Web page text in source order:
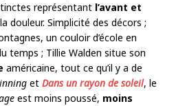
représentant l’avant et
douleur. Simplicité des décors ;
un couloir d’école en
temps ; Tillie Walden situe son
américaine, tout ce qu’il y a de
et Dans un rayon de soleil, le
est moins poussé, moins